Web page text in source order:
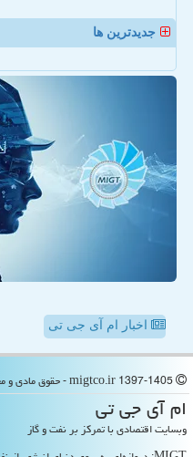
جدیدترین ها
اخبار ام آی جی تی
ام آی جی تی
وبسایت اقتصادی با تمرکز بر نفت و گاز